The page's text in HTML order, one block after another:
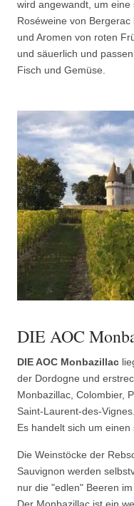
wird angewandt, um
Roséweine von
und Aromen von roten
und säuerlich und
Fisch und Gemüse.
DIE AOC
DIE AOC Monbazillac
der Dordogne und
Monbazillac, Colombier,
Saint-Laurent-des-Vignes.
Es handelt sich um
Die Weinstöcke der
Sauvignon werden
nur die "edlen" Beeren
Der Monbazillac ist ein